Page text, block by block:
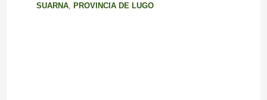
SUARNA, PROVINCIA DE LUGO